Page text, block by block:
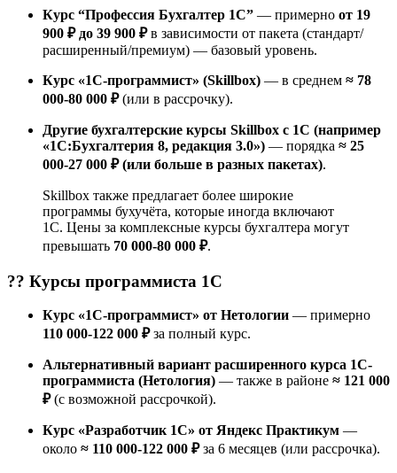
Курс “Профессия Бухгалтер 1С” — примерно от 19
900 ₽ до 39 900 ₽в зависимости от пакета (стандарт/
расширенный/премиум) — базовый уровень.
Курс «1С-программист» (Skillbox) — в среднем ≈ 78
000-80 000 ₽(или в рассрочку).
Другие бухгалтерские курсы Skillbox с 1С (например
«1С:Бухгалтерия 8, редакция 3.0») — порядка ≈ 25
000-27 000 ₽ (или больше в разных пакетах).
Skillbox также предлагает более широкие
программы бухучёта, которые иногда включают
1С. Цены за комплексные курсы бухгалтера могут
превышать 70 000-80 000 ₽.
?‍? Курсы программиста 1С
Курс «1С-программист» от Нетологии — примерно
110 000-122 000 ₽за полный курс.
Альтернативный вариант расширенного курса 1С-
программиста (Нетология) — также в районе ≈ 121 000
₽(с возможной рассрочкой).
Курс «Разработчик 1C» от Яндекс Практикум —
около ≈ 110 000-122 000 ₽за 6 месяцев (или рассрочка).